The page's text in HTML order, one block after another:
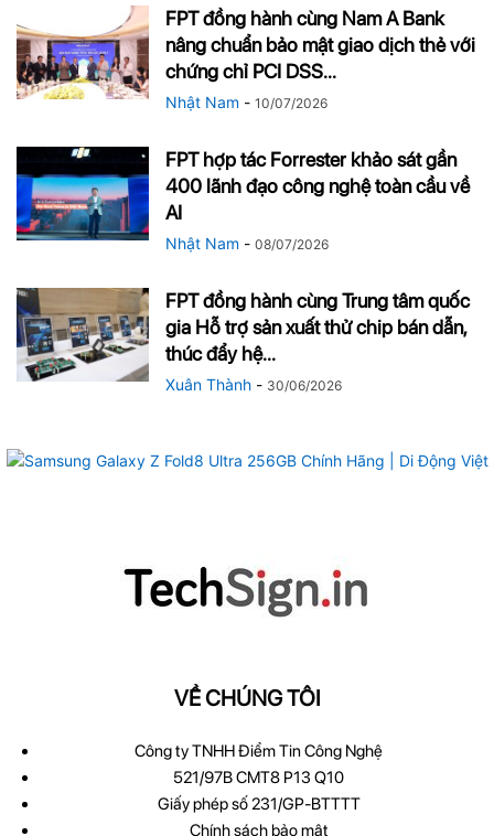
FPT đồng hành cùng Nam A Bank
nâng chuẩn bảo mật giao dịch thẻ với
chứng chỉ PCI DSS...
Nhật Nam - 10/07/2026
FPT hợp tác Forrester khảo sát gần
400 lãnh đạo công nghệ toàn cầu về
AI
Nhật Nam - 08/07/2026
FPT đồng hành cùng Trung tâm quốc
gia Hỗ trợ sản xuất thử chip bán dẫn,
thúc đẩy hệ...
Xuân Thành - 30/06/2026
VỀ CHÚNG TÔI
Công ty TNHH Điểm Tin Công Nghệ
521/97B CMT8 P13 Q10
Giấy phép số 231/GP-BTTTT
Chính sách bảo mật